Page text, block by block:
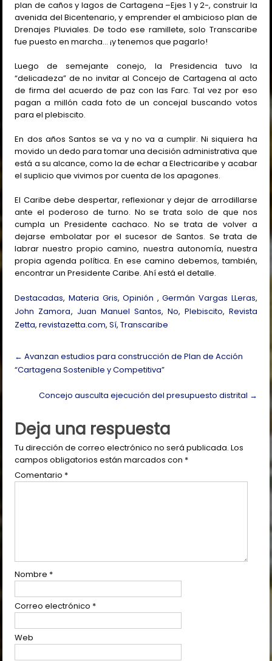
plan de caños y lagos de Cartagena –Ejes 1 y 2-, construir la
avenida del Bicentenario, y emprender el ambicioso plan de
Drenajes Pluviales. De todo ese ramillete, solo Transcaribe
fue puesto en marcha… ¡y tenemos que pagarlo!
Luego de semejante conejo, la Presidencia tuvo la
“delicadeza” de no invitar al Concejo de Cartagena al acto
de firma del acuerdo de paz con las Farc. Tal vez por eso
pagan a millón cada foto de un concejal buscando votos
para el plebiscito.
En dos años Santos se va y no va a cumplir. Ni siquiera ha
movido un dedo para tomar una decisión administrativa que
está a su alcance, como la de echar a Electricaribe y acabar
el suplicio que vivimos por cuenta de los apagones.
El Caribe debe despertar, reflexionar y dejar de arrodillarse
ante el poderoso de turno. No se trata solo de que nos
cumpla un Presidente cachaco. No se trata de volver a
dejarse embolatar por el sucesor de Santos. Se trata de
labrar nuestro propio camino, nuestra autonomía, nuestra
propia agenda política. En ese camino debemos, también,
encontrar un Presidente Caribe. Ahí está el detalle.
Destacadas,Materia Gris,Opinión ,Germán Vargas LLeras,
John Zamora, Juan Manuel Santos, No, Plebiscito, Revista
Zetta,revistazetta.com,Sí,Transcaribe
Post
navigation
← Avanzan estudios para construcción de Plan de Acción
“Cartagena Sostenible y Competitiva”
Concejo ausculta ejecución del presupuesto distrital →
Deja una respuesta
Tu dirección de correo electrónico no será publicada. Los
campos obligatorios están marcados con *
Comentario *
Nombre *
Correo electrónico *
Web